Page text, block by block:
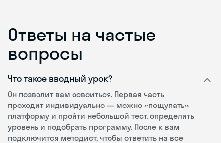
Ответы на частые
вопросы
Что такое вводный урок?
Он позволит вам освоиться. Первая часть
проходит индивидуально — можно «пощупать»
платформу и пройти небольшой тест, определить
уровень и подобрать программу. После к вам
подключится методист, чтобы ответить на все